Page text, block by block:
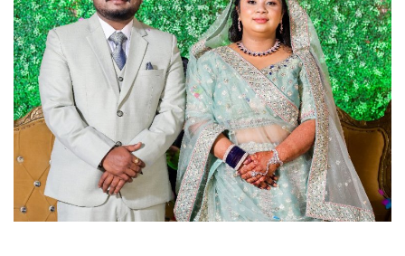
मध्य प्रदेश
छत्तीसगढ़
राजस्थान
पंजाब
उत्तराखंड